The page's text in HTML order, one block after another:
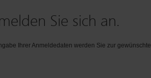
Sie sich an.
Ihrer Anmeldedaten werden Sie zur